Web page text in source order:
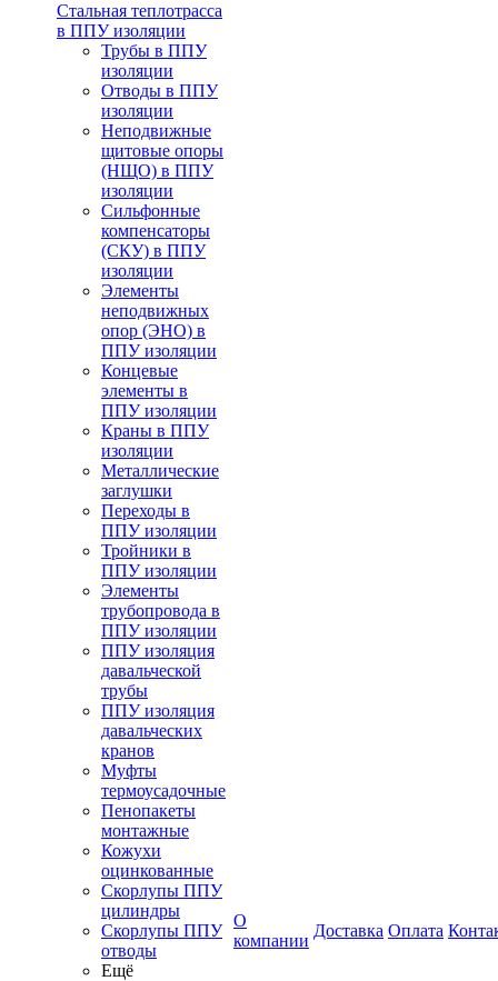
Стальная теплотрасса
в ППУ изоляции
Трубы в ППУ
изоляции
Отводы в ППУ
изоляции
Неподвижные
щитовые опоры
(НЩО) в ППУ
изоляции
Cильфонные
компенсаторы
(СКУ) в ППУ
изоляции
Элементы
неподвижных
опор (ЭНО) в
ППУ изоляции
Концевые
элементы в
ППУ изоляции
Краны в ППУ
изоляции
Металлические
заглушки
Переходы в
ППУ изоляции
Тройники в
ППУ изоляции
Элементы
трубопровода в
ППУ изоляции
ППУ изоляция
давальческой
трубы
ППУ изоляция
давальческих
кранов
Муфты
термоусадочные
Пенопакеты
монтажные
Кожухи
оцинкованные
Скорлупы ППУ
цилиндры
Скорлупы ППУ
отводы
Ещё
О
компании
Доставка Оплата